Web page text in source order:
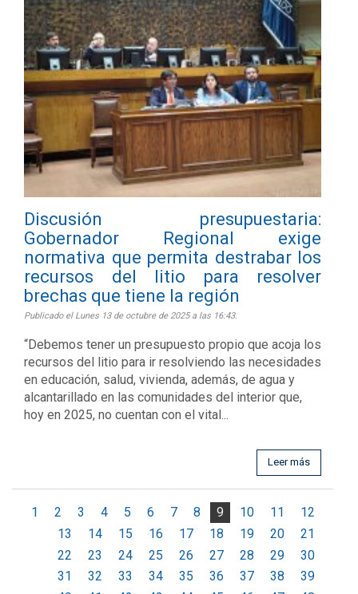
Discusión presupuestaria:
Gobernador Regional exige
normativa que permita destrabar los
recursos del litio para resolver
brechas que tiene la región
Publicado el Lunes 13 de octubre de 2025 a las 16:43.
“Debemos tener un presupuesto propio que acoja los
recursos del litio para ir resolviendo las necesidades
en educación, salud, vivienda, además, de agua y
alcantarillado en las comunidades del interior que,
hoy en 2025, no cuentan con el vital...
Leer más
1 2 3 4 5 6 7 8 9 10 11
12
13
14 15 16 17 18 19 20
21
22
23 24 25 26 27 28 29
30
31
32 33 34 35 36 37 38
39